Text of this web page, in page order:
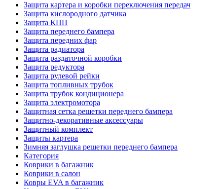
Защита картера и коробки переключения передач
Защита кислородного датчика
Защита КПП
Защита переднего бампера
Защита передних фар
Защита радиатора
Защита раздаточной коробки
Защита редуктора
Защита рулевой рейки
Защита топливных трубок
Защита трубок кондиционера
Защита электромотора
Защитная сетка решетки переднего бампера
Защитно-декоративные аксессуары
Защитный комплект
Защиты картера
Зимняя заглушка решетки переднего бампера
Категория
Коврики в багажник
Коврики в салон
Ковры EVA в багажник